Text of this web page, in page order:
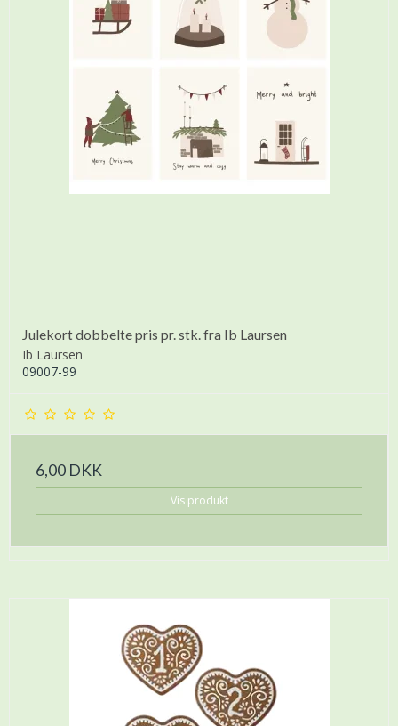
Julekort dobbelte pris pr. stk. fra Ib Laursen
Ib Laursen
09007-99
6,00 DKK
Vis produkt